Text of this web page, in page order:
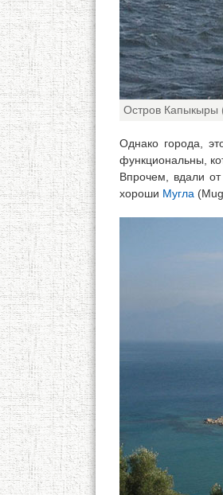
Остров Капыкыры
Однако города,
функциональны,
Впрочем, вдали
хороши Мугла